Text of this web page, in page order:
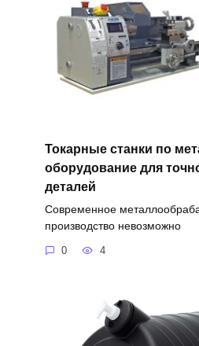
Токарные станки по
оборудование для
деталей
Современное
производство невозможно
0 4